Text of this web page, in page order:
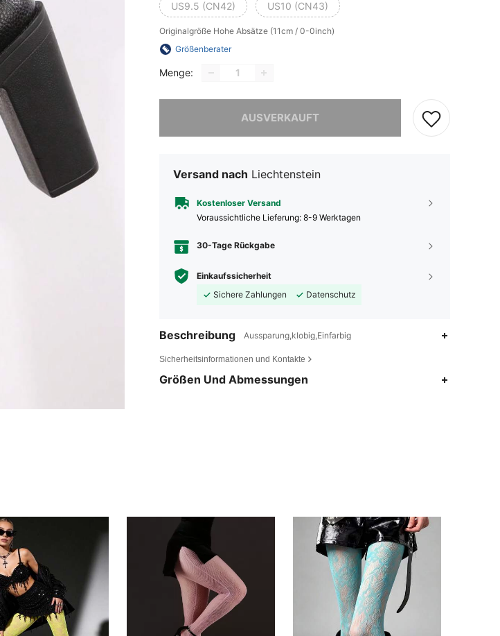
US9.5 (CN42) US10 (CN43)
Originalgröße Hohe Absätze (11cm / 0-0inch)
Größenberater
Menge:
AUSVERKAUFT
Versand nach Liechtenstein
Kostenloser Versand
Voraussichtliche Lieferung: 8-9 Werktagen
30-Tage Rückgabe
Einkaufssicherheit
Sichere Zahlungen
Datenschutz
Beschreibung Aussparung,klobig,Einfarbig
Sicherheitsinformationen und Kontakte
Größen Und Abmessungen